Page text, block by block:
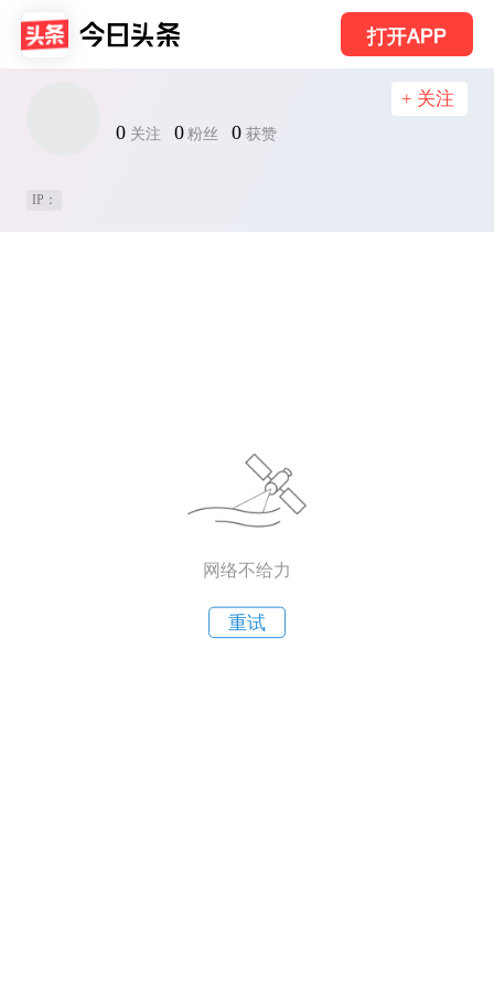
打开APP
0 关注 0 粉丝 0 获赞
+ 关注
IP：
网络不给力
重试